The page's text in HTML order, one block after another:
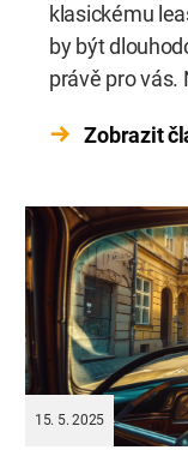
klasickému
by být
právě pro vás.
přizpůsobení
vázáni
sankcemi za
pronájem
délky […]
Zobrazit
15. 5. 2025